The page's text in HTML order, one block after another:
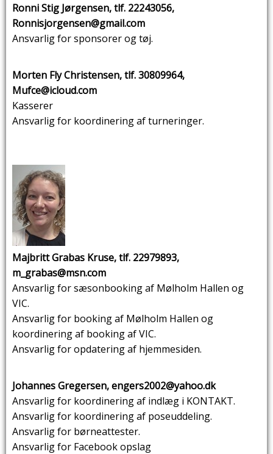
Ronni Stig Jørgensen, tlf. 22243056,
Ronnisjorgensen@gmail.com
Ansvarlig for sponsorer og tøj.
Morten Fly Christensen, tlf. 30809964,
Mufce@icloud.com
Kasserer
Ansvarlig for koordinering af turneringer.
Majbritt Grabas Kruse, tlf. 22979893,
m_grabas@msn.com
Ansvarlig for sæsonbooking af Mølholm Hallen og
VIC.
Ansvarlig for booking af Mølholm Hallen og
koordinering af booking af VIC.
Ansvarlig for opdatering af hjemmesiden.
Johannes Gregersen, engers2002@yahoo.dk
Ansvarlig for koordinering af indlæg i KONTAKT.
Ansvarlig for koordinering af poseuddeling.
Ansvarlig for børneattester.
Ansvarlig for Facebook opslag